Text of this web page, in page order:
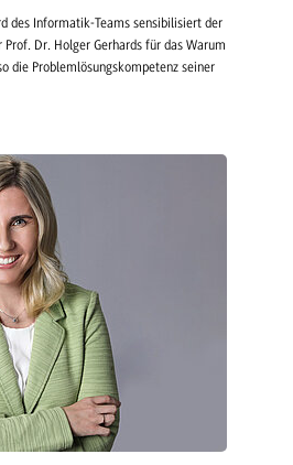
des Informatik-Teams sensibilisiert der
Dr. Holger Gerhards für das Warum
die Problemlösungskompetenz seiner